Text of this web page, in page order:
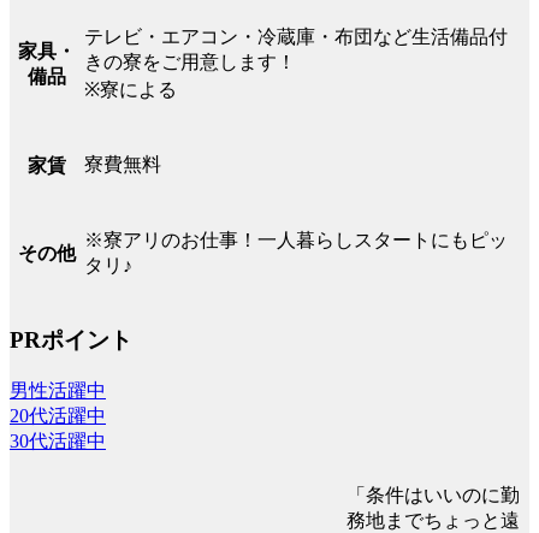
家具・
備品
テレビ・エアコン・冷蔵庫・布団など生活備品付
きの寮をご用意します！
※寮による
家賃 寮費無料
その他
※寮アリのお仕事！一人暮らしスタートにもピッ
タリ♪
PRポイント
男性活躍中
20代活躍中
30代活躍中
「条件はいいのに勤
務地までちょっと遠